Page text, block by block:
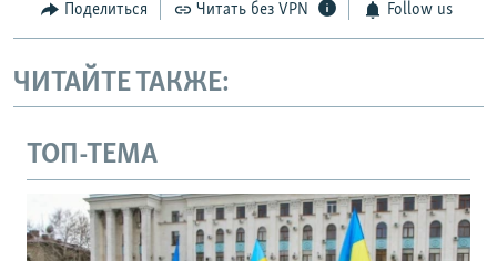
Поделиться Читать без VPN Follow us
ЧИТАЙТЕ ТАКЖЕ:
ТОП-ТЕМА